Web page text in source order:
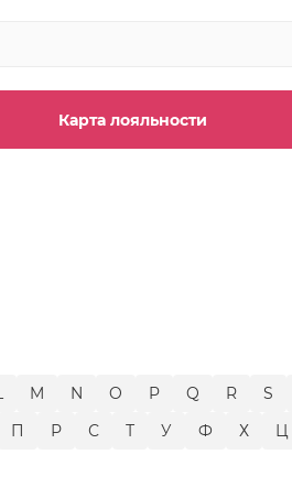
Карта лояльности
M N O P Q R S
П Р С Т У Ф Х Ц